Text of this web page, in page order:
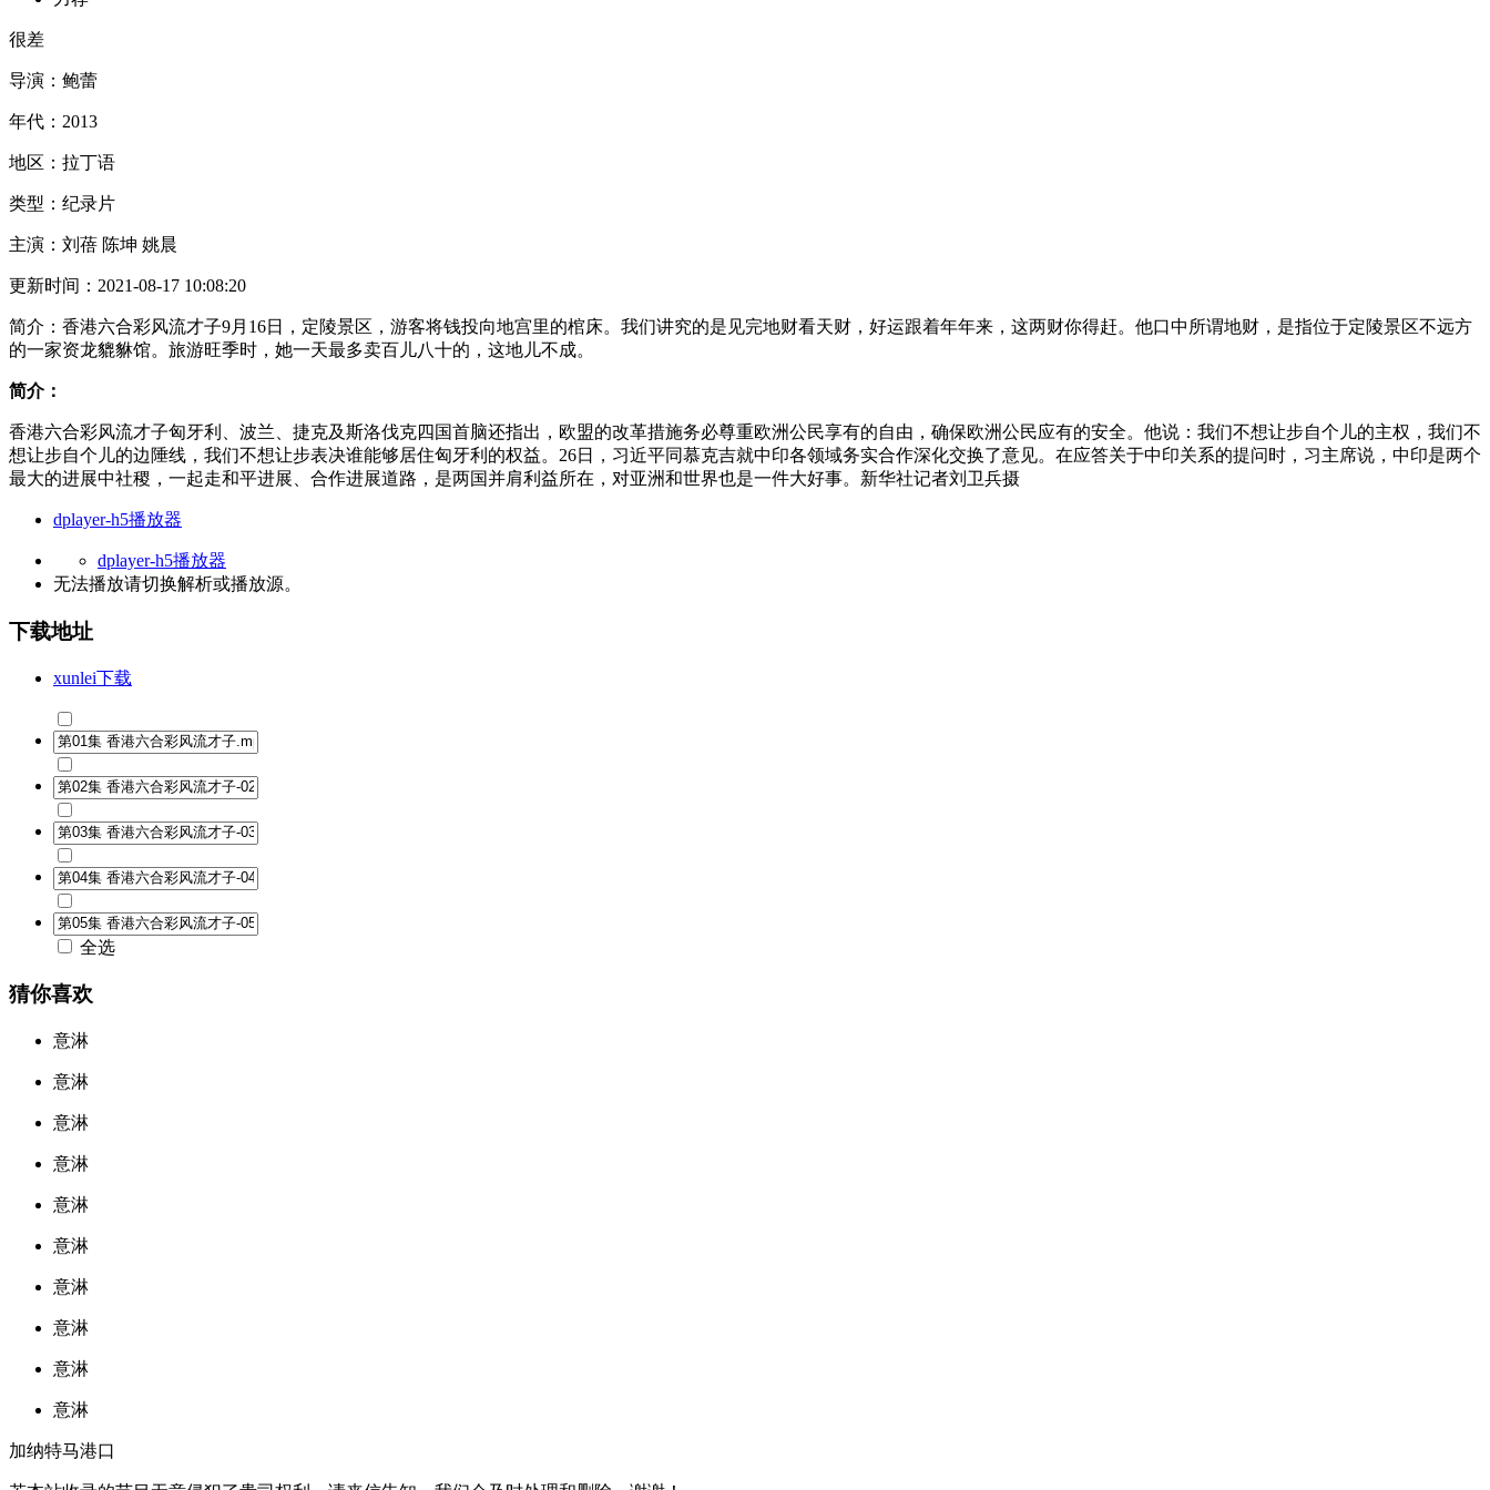
很差
导演： 鲍蕾
年代： 2013
地区： 拉丁语
类型： 纪录片
主演： 刘蓓 陈坤 姚晨
更新时间： 2021-08-17 10:08:20
简介： 香港六合彩风流才子9月16日，定陵景区，游客将钱投向地宫里的棺床。我们讲究的是见完地财看天财，好运跟着年年来，这两财你得赶。他口中所谓地财，是指位于定陵景区不远方
的一家资龙貔貅馆。旅游旺季时，她一天最多卖百儿八十的，这地儿不成。
简介：
香港六合彩风流才子匈牙利、波兰、捷克及斯洛伐克四国首脑还指出，欧盟的改革措施务必尊重欧洲公民享有的自由，确保欧洲公民应有的安全。他说：我们不想让步自个儿的主权，我们不
想让步自个儿的边陲线，我们不想让步表决谁能够居住匈牙利的权益。26日，习近平同慕克吉就中印各领域务实合作深化交换了意见。在应答关于中印关系的提问时，习主席说，中印是两个
最大的进展中社稷，一起走和平进展、合作进展道路，是两国并肩利益所在，对亚洲和世界也是一件大好事。新华社记者刘卫兵摄
dplayer-h5播放器
dplayer-h5播放器
无法播放请切换解析或播放源。
下载地址
xunlei下载
全选
猜你喜欢
意淋
意淋
意淋
意淋
意淋
意淋
意淋
意淋
意淋
意淋
加纳特马港口